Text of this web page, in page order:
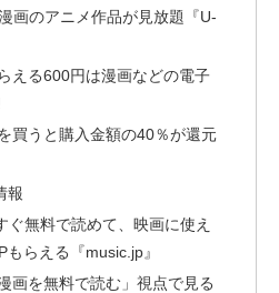
画のアニメ作品が見放題『U-
える600円は漫画などの電子
買うと購入金額の40％が還元
報
ぐ無料で読めて、映画に使え
らえる『music.jp』
画を無料で読む」視点で見る